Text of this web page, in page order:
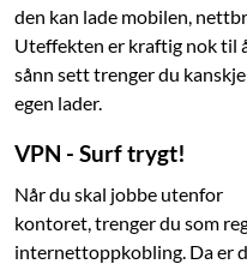
den kan lade mobilen,
Uteffekten er kraftig nok til
sånn sett trenger du
egen lader.
VPN - Surf trygt!
Når du skal jobbe utenfor
kontoret, trenger du som
internettoppkobling. Da er